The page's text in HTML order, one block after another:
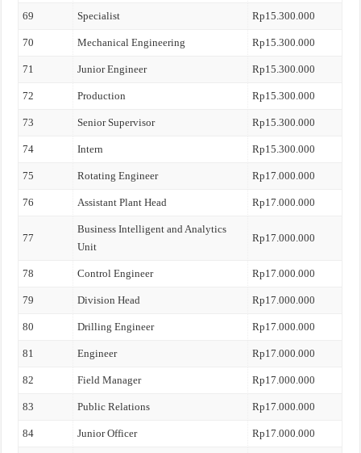
69 Specialist Rp15.300.000
70 Mechanical Engineering Rp15.300.000
71 Junior Engineer Rp15.300.000
72 Production Rp15.300.000
73 Senior Supervisor Rp15.300.000
74 Intern Rp15.300.000
75 Rotating Engineer Rp17.000.000
76 Assistant Plant Head Rp17.000.000
77
Business Intelligent and Analytics
Unit
Rp17.000.000
78 Control Engineer Rp17.000.000
79 Division Head Rp17.000.000
80 Drilling Engineer Rp17.000.000
81 Engineer Rp17.000.000
82 Field Manager Rp17.000.000
83 Public Relations Rp17.000.000
84 Junior Officer Rp17.000.000